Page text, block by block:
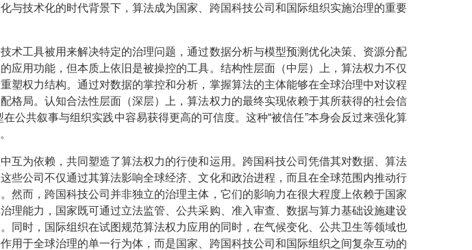
与技术化的时代背景下，算法成为国家、跨国科技公司和国际组织实施治理的重要
术工具被用来解决特定的治理问题，通过数据分析与模型预测优化决策、资源分配
用功能，但本质上依旧是被操控的工具。结构性层面（中层）上，算法权力不仅
权力结构。通过对数据的掌控和分析，掌握算法的主体能够在全球治理中对议程
格局。认知合法性层面（深层）上，算法权力的最终实现依赖于其所获得的社会信
公共叙事与组织实践中容易获得更高的可信度。这种“被信任”本身会反过来强化算
互为依赖，共同塑造了算法权力的行使和运用。跨国科技公司凭借其对数据、算法
些公司不仅通过其算法影响全球经济、文化和政治进程，而且在全球范围内推动行
然而，跨国科技公司并非独立的治理主体，它们的影响力在很大程度上依赖于国家
理能力，国家既可通过立法监管、公共采购、准入审查、数据与算力基础设施建设
同时，国际组织在试图规范算法权力应用的同时，在气候变化、公共卫生等领域也
于全球治理的单一行为体，而是国家、跨国科技公司和国际组织之间复杂互动的